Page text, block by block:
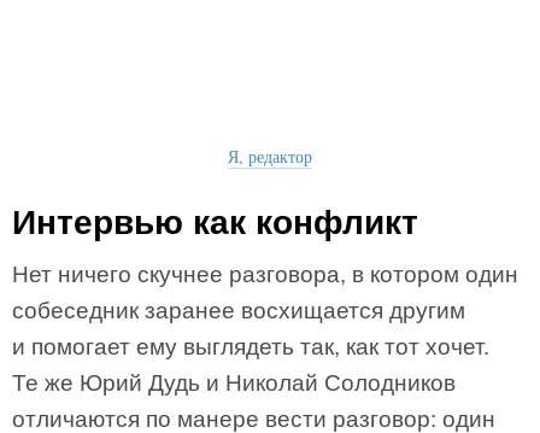
Я, редактор
Интервью как конфликт
Нет ничего скучнее разговора, в котором один
собеседник заранее восхищается другим
и помогает ему выглядеть так, как тот хочет.
Те же Юрий Дудь и Николай Солодников
отличаются по манере вести разговор: один